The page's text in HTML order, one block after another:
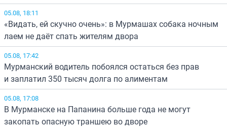
05.08, 18:11
«Видать, ей скучно очень»: в Мурмашах собака ночным
лаем не даёт спать жителям двора
05.08, 17:42
Мурманский водитель побоялся остаться без прав
и заплатил 350 тысяч долга по алиментам
05.08, 17:08
В Мурманске на Папанина больше года не могут
закопать опасную траншею во дворе